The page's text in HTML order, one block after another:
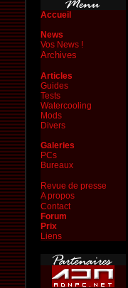
Accueil
News
Vos News !
Archives
Articles
Guides
Tests
Watercooling
Mods
Divers
Galeries
PCs
Bureaux
Revue de presse
A propos
Contact
Forum
Prix
Liens